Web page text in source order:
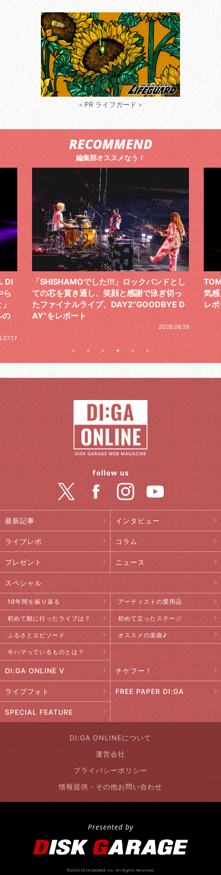
＜PR ライフガード＞
RECOMMEND
編集部オススメなう！
し
っ
D
TOMOO、３台の鍵盤で「6月から7月の空
気感」を鮮やかに描いた、FC限定ライブを
レポート
筋
の
と
最新記事 インタビュー
ライブレポ コラム
プレゼント ニュース
スペシャル
10年間を振り返る アーティストの愛用品
初めて観に行ったライブは？ 初めて立ったステージ
ふるさとエピソード オススメの楽曲♪
今ハマっているものとは？
DI:GA ONLINE V チケフー！
ライブフォト FREE PAPER DI:GA
SPECIAL FEATURE
follow us
DI:GA ONLINEについて
運営会社
プライバシーポリシー
情報提供・その他お問い合わせ
Presented by
©2026 DISK GARAGE inc. All Rights Reserved.